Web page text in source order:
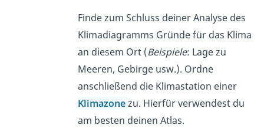
Finde zum Schluss deiner Analyse des
Klimadiagramms Gründe für das Klima
an diesem Ort (Beispiele: Lage zu
Meeren, Gebirge usw.). Ordne
anschließend die Klimastation einer
Klimazonezu. Hierfür verwendest du
am besten deinen Atlas.